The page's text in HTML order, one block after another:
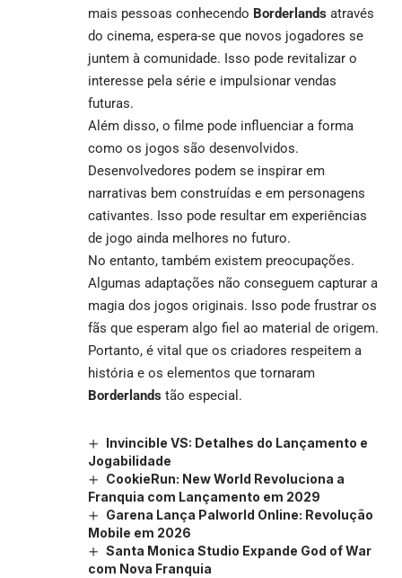
mais pessoas conhecendo Borderlands através
do cinema, espera-se que novos jogadores se
juntem à comunidade. Isso pode revitalizar o
interesse pela série e impulsionar vendas
futuras.
Além disso, o filme pode influenciar a forma
como os jogos são desenvolvidos.
Desenvolvedores podem se inspirar em
narrativas bem construídas e em personagens
cativantes. Isso pode resultar em experiências
de jogo ainda melhores no futuro.
No entanto, também existem preocupações.
Algumas adaptações não conseguem capturar a
magia dos jogos originais. Isso pode frustrar os
fãs que esperam algo fiel ao material de origem.
Portanto, é vital que os criadores respeitem a
história e os elementos que tornaram
Borderlands tão especial.
Invincible VS: Detalhes do Lançamento e
Jogabilidade
CookieRun: New World Revoluciona a
Franquia com Lançamento em 2029
Garena Lança Palworld Online: Revolução
Mobile em 2026
Santa Monica Studio Expande God of War
com Nova Franquia